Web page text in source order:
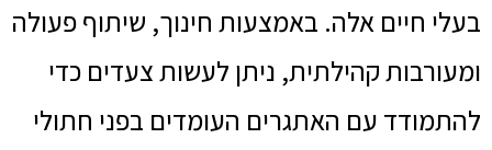
בעלי חיים אלה. באמצעות חינוך, שיתוף פעולה
ומעורבות קהילתית, ניתן לעשות צעדים כדי
להתמודד עם האתגרים העומדים בפני חתולי